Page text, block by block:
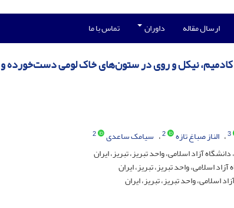
ارسال مقاله داوران تماس با ما
نیکل و روی در ستون‌های خاک لومی دست‌خورده و
3 الناز صباغ تازه 2 سیامک ساعدی
2
آزاد اسلامی، واحد تبریز، تبریز، ایران
اسلامی، واحد تبریز، تبریز، ایران
واحد تبریز، تبریز، ایران